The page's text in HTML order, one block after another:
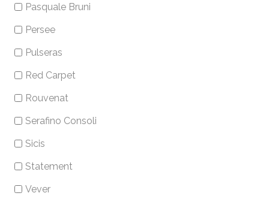
Pasquale Bruni
Persee
Pulseras
Red Carpet
Rouvenat
Serafino Consoli
Sicis
Statement
Vever